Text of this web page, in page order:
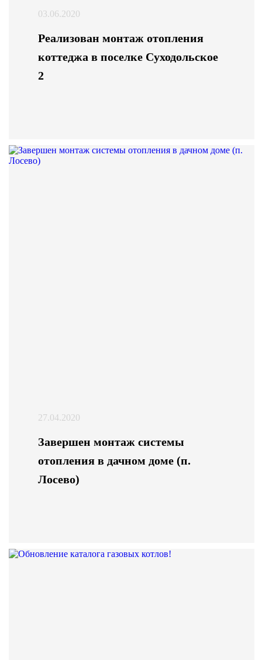
03.06.2020
Реализован монтаж отопления
коттеджа в поселке Суходольское
2
27.04.2020
Завершен монтаж системы
отопления в дачном доме (п.
Лосево)